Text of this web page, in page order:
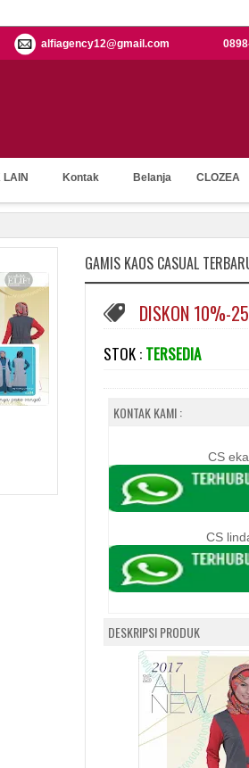
alfiagency12@gmail.com
LAIN Kontak Belanja CLOZEA
GAMIS KAOS CASUAL
DISKON 10%-
STOK : TERSEDIA
KONTAK KAMI :
CS
CS
DESKRIPSI PRODUK